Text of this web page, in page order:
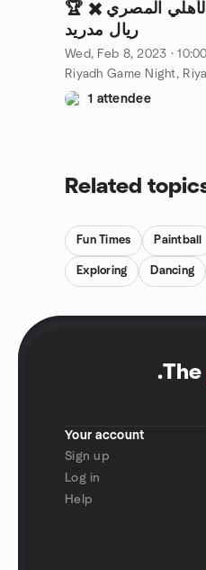
🏆 كأس العالم للأندية: الأهلي المصري ✖️
ريال مدريد
Wed, Feb 8, 2023 · 10:00
Riyadh Game Night,
1 attendee
Related
Fun Times Paintball
Exploring Dancing
.The
Your account
Sign up
Log in
Help